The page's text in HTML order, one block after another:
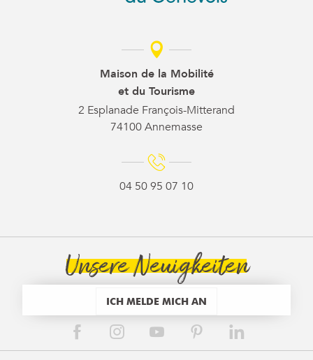
Maison de la Mobilité
et du Tourisme
2 Esplanade François-Mitterand
74100 Annemasse
04 50 95 07 10
Unsere Neuigkeiten
ICH MELDE MICH AN